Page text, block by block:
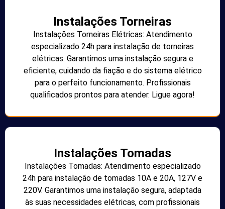
Instalações Torneiras
Instalações Torneiras Elétricas: Atendimento
especializado 24h para instalação de torneiras
elétricas. Garantimos uma instalação segura e
eficiente, cuidando da fiação e do sistema elétrico
para o perfeito funcionamento. Profissionais
qualificados prontos para atender. Ligue agora!
Instalações Tomadas
Instalações Tomadas: Atendimento especializado
24h para instalação de tomadas 10A e 20A, 127V e
220V. Garantimos uma instalação segura, adaptada
às suas necessidades elétricas, com profissionais